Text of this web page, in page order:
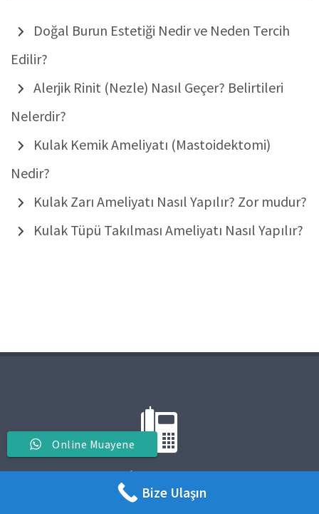
Doğal Burun Estetiği Nedir ve Neden Tercih
Edilir?
Alerjik Rinit (Nezle) Nasıl Geçer? Belirtileri
Nelerdir?
Kulak Kemik Ameliyatı (Mastoidektomi)
Nedir?
Kulak Zarı Ameliyatı Nasıl Yapılır? Zor mudur?
Kulak Tüpü Takılması Ameliyatı Nasıl Yapılır?
Online Muayene
Bize Ulaşın